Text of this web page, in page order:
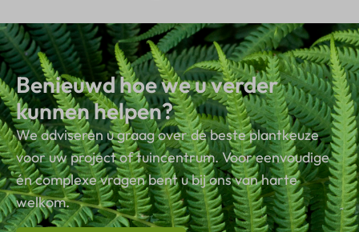
Benieuwd hoe we u verder
kunnen helpen?
We adviseren u graag over de beste plantkeuze
voor uw project of tuincentrum. Voor eenvoudige
én complexe vragen bent u bij ons van harte
welkom.